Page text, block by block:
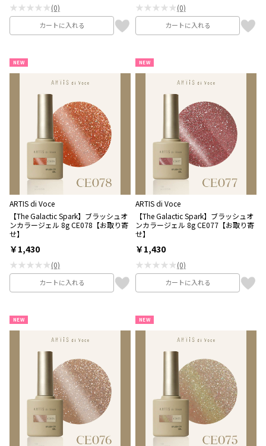
★★★★★(0)
カートに入れる
★★★★★(0)
カートに入れる
NEW
ARTIS di Voce
【The Galactic Spark】ブラッシュオ
ンカラージェル 8g CE078【お取り寄
せ】
￥1,430
★★★★★(0)
カートに入れる
NEW
ARTIS di Voce
【The Galactic Spark】ブラッシュオ
ンカラージェル 8g CE077【お取り寄
せ】
￥1,430
★★★★★(0)
カートに入れる
NEW NEW